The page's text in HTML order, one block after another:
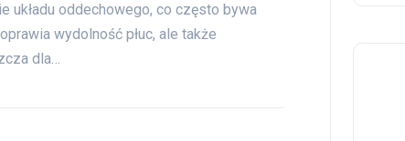
układu oddechowego, co często bywa
wydolność płuc, ale także
dla…